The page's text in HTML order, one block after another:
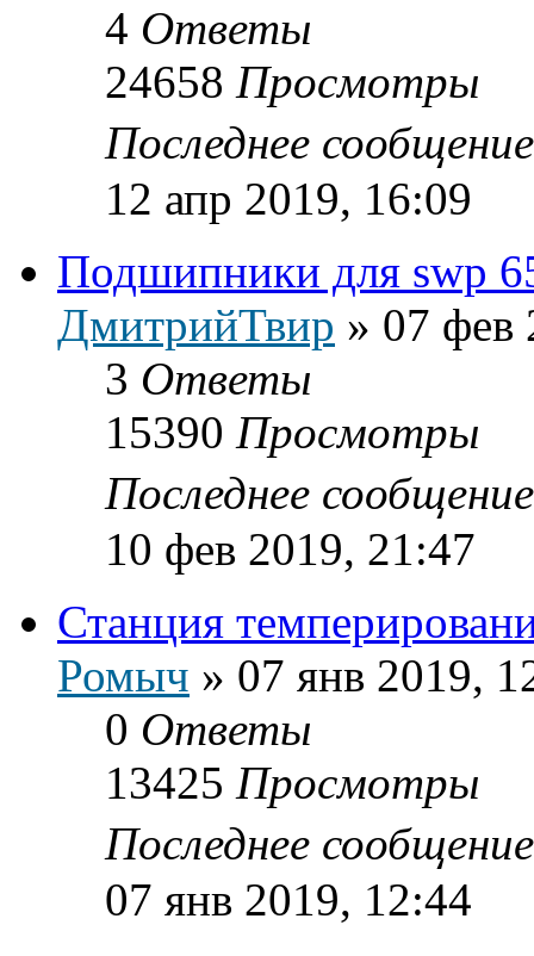
4 Ответы
24658 Просмотры
Последнее
12 апр 2019, 16:09
Подшипники для swp
ДмитрийТвир » 07 фев
3 Ответы
15390 Просмотры
Последнее
10 фев 2019, 21:47
Станция
Ромыч » 07 янв 2019,
0 Ответы
13425 Просмотры
Последнее
07 янв 2019, 12:44